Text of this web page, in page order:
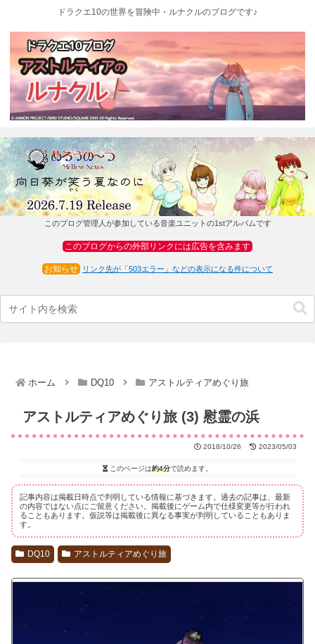
ドラクエ10の世界を冒険中・ルナクルのブログです♪
このブログ管理人が参加している音楽ユニットの1stアルバムです
このブログからの外部リンクには広告を含みます
お知らせ リンク先が「503エラー」などの表示になる件について
ホーム DQ10 アストルティアめぐり旅
アストルティアめぐり旅 (3) 慰霊の浜
2018/10/26 2023/05/03
このページは約4分で読めます。
記事内容は掲載日時点で判明している情報に基づきます。過去の記事は、最新
の内容ではない点にご留意ください。掲載後にゲーム内で仕様変更等が行われ
ることもあります。仮説等は掲載後に異なる事実が判明していることもありま
す。
DQ10 アストルティアめぐり旅